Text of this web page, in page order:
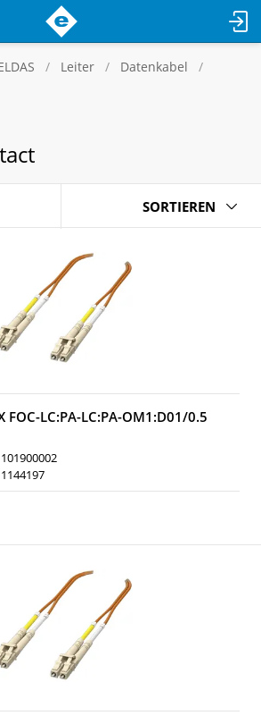
Leiter
Datenkabel
SORTIEREN
FOC-LC:PA-LC:PA-OM1:D01/0.5
101900002
1144197